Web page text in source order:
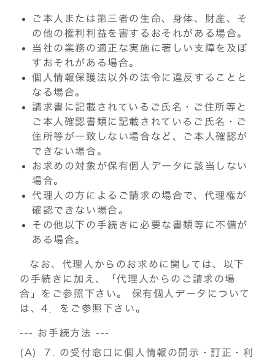
ご本人または第三者の生命、身体、財産、そ
の他の権利利益を害するおそれがある場合。
当社の業務の適正な実施に著しい支障を及ぼ
すおそれがある場合。
個人情報保護法以外の法令に違反することと
なる場合。
請求書に記載されているご氏名・ご住所等と
ご本人確認書類に記載されているご氏名・ご
住所等が一致しない場合など、ご本人確認が
できない場合。
お求めの対象が保有個人データに該当しない
場合。
代理人の方によるご請求の場合で、代理権が
確認できない場合。
その他以下の手続きに必要な書類等に不備が
ある場合。
なお、代理人からのお求めに関しては、以下
の手続きに加え、「代理人からのご請求の場
合」をご参照下さい。 保有個人データについて
は、4．をご参照下さい。
--- お手続方法 ---
(A)
7. の受付窓口に個人情報の開示・訂正・利